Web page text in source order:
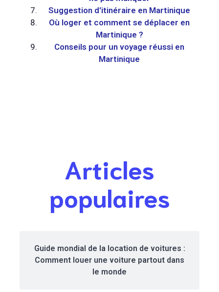
Suggestion d'itinéraire en Martinique
Où loger et comment se déplacer en
Martinique ?
Conseils pour un voyage réussi en
Martinique
Articles
populaires
Guide mondial de la location de voitures :
Comment louer une voiture partout dans
le monde